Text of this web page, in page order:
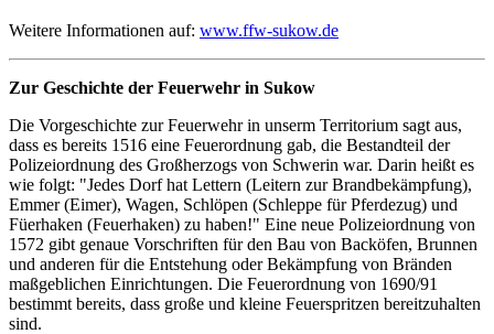
Weitere Informationen auf: www.ffw-sukow.de
Zur Geschichte der Feuerwehr in Sukow
Die Vorgeschichte zur Feuerwehr in unserm Territorium sagt aus,
dass es bereits 1516 eine Feuerordnung gab, die Bestandteil der
Polizeiordnung des Großherzogs von Schwerin war. Darin heißt es
wie folgt: "Jedes Dorf hat Lettern (Leitern zur Brandbekämpfung),
Emmer (Eimer), Wagen, Schlöpen (Schleppe für Pferdezug) und
Füerhaken (Feuerhaken) zu haben!" Eine neue Polizeiordnung von
1572 gibt genaue Vorschriften für den Bau von Backöfen, Brunnen
und anderen für die Entstehung oder Bekämpfung von Bränden
maßgeblichen Einrichtungen. Die Feuerordnung von 1690/91
bestimmt bereits, dass große und kleine Feuerspritzen bereitzuhalten
sind.